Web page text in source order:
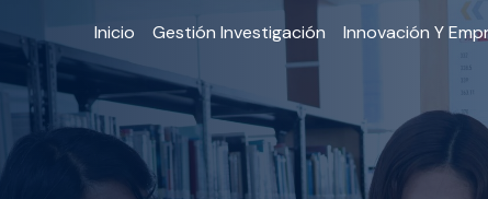
Inicio Gestión Investigación Innovación Y